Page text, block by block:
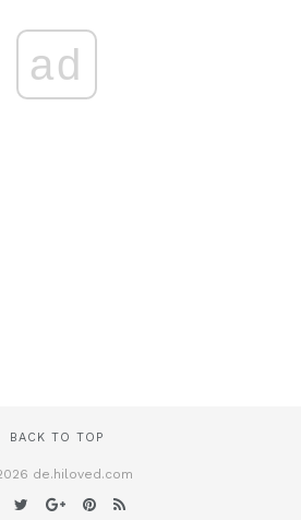
ad
BACK TO TOP
de.hiloved.com